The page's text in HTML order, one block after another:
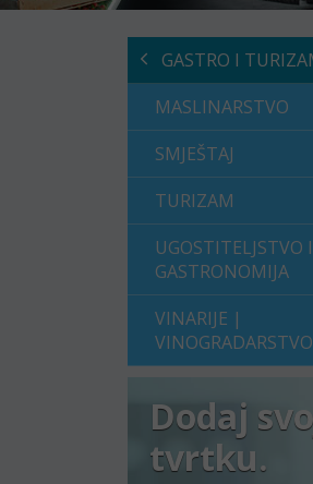
GASTRO I
MASLINARSTVO
SMJEŠTAJ
TURIZAM
UGOSTITELJSTVO I
GASTRONOMIJA
VINARIJE |
VINOGRADARSTVO
Dodaj
tvrtku.